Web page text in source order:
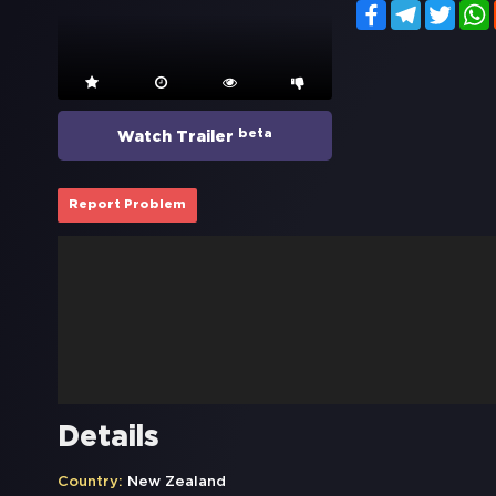
Watch Trailer beta
FacebookTelegram
Report Problem
Details
Country: New Zealand